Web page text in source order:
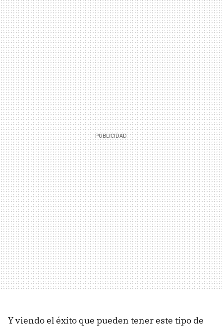
Y viendo el éxito que pueden tener este tipo de